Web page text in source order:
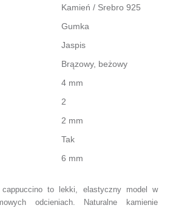
Kamień / Srebro 925
Gumka
Jaspis
Brązowy, beżowy
4 mm
2
2 mm
Tak
6 mm
to lekki, elastyczny model w
odcieniach. Naturalne kamienie